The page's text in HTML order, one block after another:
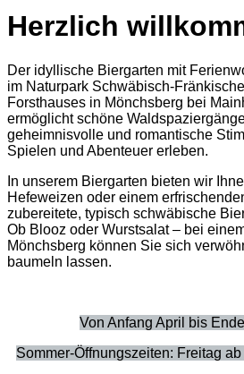
Herzlich
Der idyllische Biergarten mit
im Naturpark Schwäbisch-
Forsthauses in Mönchsberg bei
ermöglicht schöne
geheimnisvolle und romantische
Spielen und Abenteuer erleben.
In unserem Biergarten bieten wir
Hefeweizen oder einem
zubereitete, typisch schwäbische
Ob Blooz oder Wurstsalat – bei
Mönchsberg können Sie sich
baumeln lassen.
Von Anfang April bis
Sommer-Öffnungszeiten: Freitag